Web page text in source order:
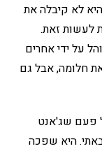
לא קיבלה את
לעשות זאת.
על ידי אחרים
חלומה, אבל גם
פעם שג'אנט
היא שפכה